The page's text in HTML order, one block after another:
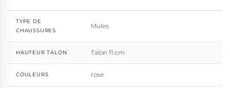
TYPE DE
CHAUSSURES
Mules
HAUTEUR TALON Talon 11 cm
COULEURS rose